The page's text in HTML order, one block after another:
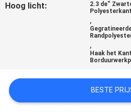
PRIVACYBELEID
Hoog licht:
2.3 de“
Polyesterkant
,
,
Haak het
BESTE